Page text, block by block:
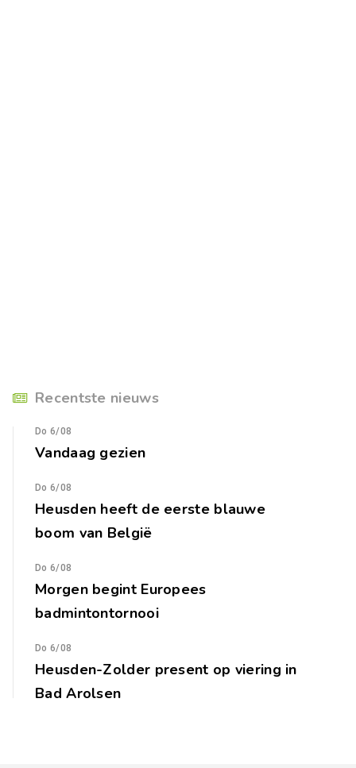
Recentste nieuws
Do 6/08
Vandaag gezien
Do 6/08
Heusden heeft de eerste blauwe
boom van België
Do 6/08
Morgen begint Europees
badmintontornooi
Do 6/08
Heusden-Zolder present op viering in
Bad Arolsen